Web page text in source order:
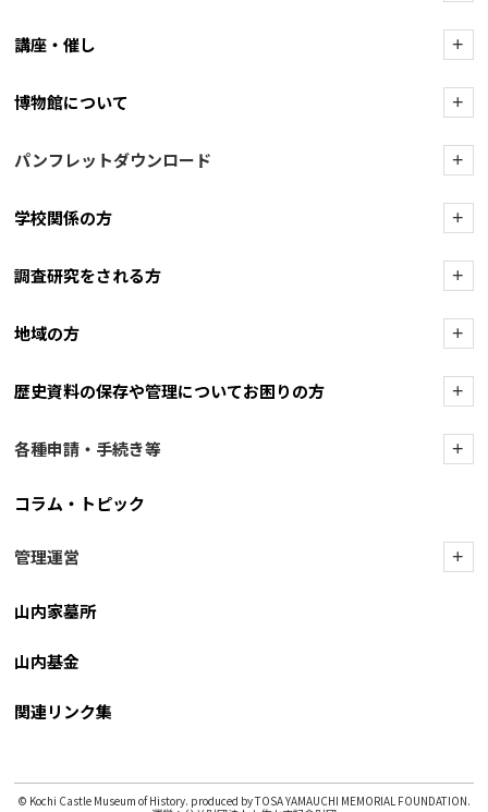
講座・催し +
博物館について +
パンフレットダウンロード +
学校関係の方 +
調査研究をされる方 +
地域の方 +
歴史資料の保存や管理についてお困りの方 +
各種申請・手続き等 +
コラム・トピック
管理運営 +
山内家墓所
山内基金
関連リンク集
© Kochi Castle Museum of History. produced by TOSA YAMAUCHI MEMORIAL FOUNDATION.